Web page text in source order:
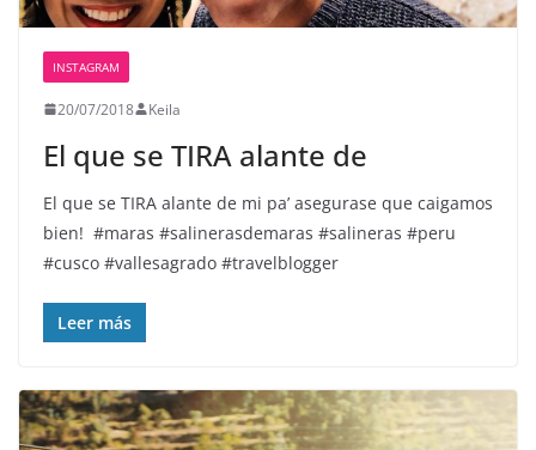
INSTAGRAM
20/07/2018 Keila
El que se TIRA alante de
El que se TIRA alante de mi pa’ asegurase que caigamos
bien! ️ #maras #salinerasdemaras #salineras #peru
#cusco #vallesagrado #travelblogger
Leer más